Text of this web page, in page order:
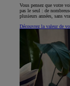
Vous pensez que votre
pas le seul : de
plusieurs années, sans
Découvrez la valeur de